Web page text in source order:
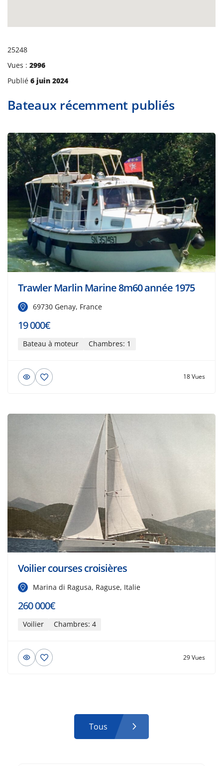
25248
Vues : 2996
Publié 6 juin 2024
Bateaux récemment publiés
Trawler Marlin Marine 8m60 année 1975
69730 Genay, France
19 000€
Bateau à moteur Chambres: 1
18 Vues
Voilier courses croisières
Marina di Ragusa, Raguse, Italie
260 000€
Voilier Chambres: 4
29 Vues
Tous